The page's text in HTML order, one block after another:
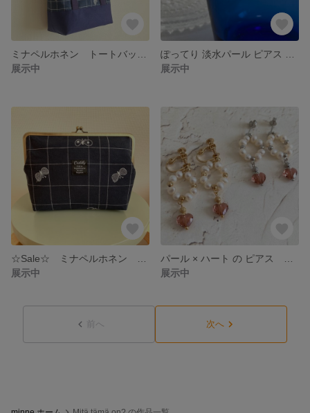
展示中
展示中
展示中
展示中
前へ 次へ